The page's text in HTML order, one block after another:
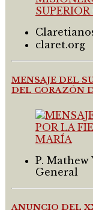
claret.org
MENSAJE DEL
DEL CORAZÓN
P.
General
ANUNCIO DEL